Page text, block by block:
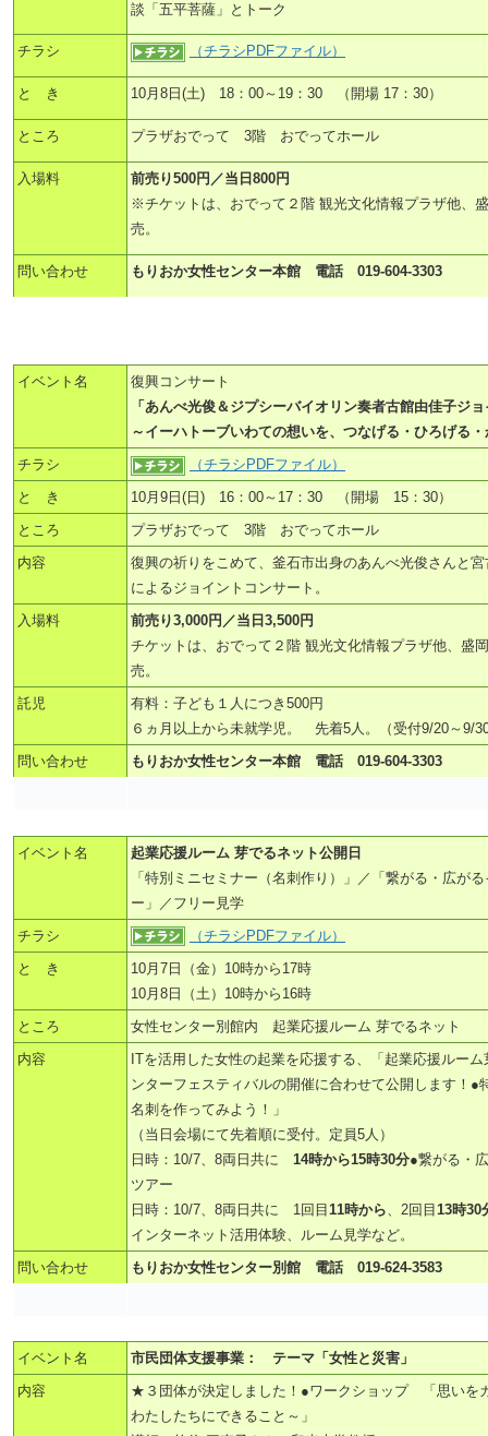
談「五平菩薩」とトーク
チラシ （チラシPDFファイル）
と き 10月8日(土) 18：00～19：30 （開場 17：30）
ところ プラザおでって 3階 おでってホール
入場料
前売り500円／当日800円
※チケットは、おでって２階 観光文化情報プラザ他、
売。
問い合わせ もりおか女性センター本館 電話 019-604-3303
イベント名
復興コンサート
「あんべ光俊＆ジプシーバイオリン奏者古館由佳子ジ
～イーハトーブいわての想いを、つなげる・ひろげる
チラシ
（チラシPDFファイル）
と き
10月9日(日) 16：00～17：30 （開場 15：30）
ところ
プラザおでって 3階 おでってホール
内容
復興の祈りをこめて、釜石市出身のあんべ光俊さんと
によるジョイントコンサート。
入場料
前売り3,000円／当日3,500円
チケットは、おでって２階 観光文化情報プラザ他、盛
売。
託児
有料：子ども１人につき500円
６ヵ月以上から未就学児。 先着5人。（受付9/20～9/
問い合わせ
もりおか女性センター本館 電話 019-604-3303
イベント名
起業応援ルーム 芽でるネット公開日
「特別ミニセミナー（名刺作り）」／「繋がる・広が
ー」／フリー見学
チラシ
（チラシPDFファイル）
と き
10月7日（金）10時から17時
10月8日（土）10時から16時
ところ
女性センター別館内 起業応援ルーム 芽でるネット
内容
ITを活用した女性の起業を応援する、「起業応援ルー
ンターフェスティバルの開催に合わせて公開します！●
名刺を作ってみよう！」
（当日会場にて先着順に受付。定員5人）
日時：10/7、8両日共に 14時から15時30分●繋がる・
ツアー
日時：10/7、8両日共に 1回目 11時から 、2回目 13時30
インターネット活用体験、ルーム見学など。
問い合わせ
もりおか女性センター別館 電話 019-624-3583
イベント名
市民団体支援事業： テーマ「女性と災害」
内容
★３団体が決定しました！●ワークショップ 「思いを
わたしたちにできること～」